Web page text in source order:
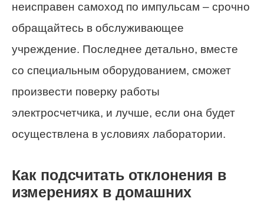
неисправен самоход по импульсам – срочно
обращайтесь в обслуживающее
учреждение. Последнее детально, вместе
со специальным оборудованием, сможет
произвести поверку работы
электросчетчика, и лучше, если она будет
осуществлена в условиях лаборатории.
Как подсчитать отклонения в
измерениях в домашних